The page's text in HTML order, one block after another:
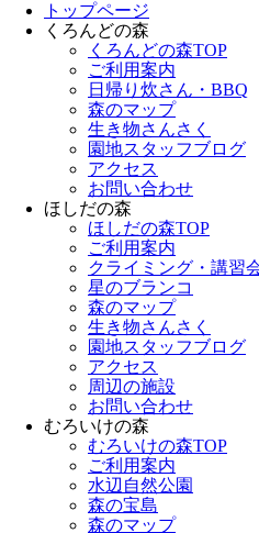
トップページ
くろんどの森
くろんどの森TOP
ご利用案内
日帰り炊さん・BBQ
森のマップ
生き物さんさく
園地スタッフブログ
アクセス
お問い合わせ
ほしだの森
ほしだの森TOP
ご利用案内
クライミング・講習
星のブランコ
森のマップ
生き物さんさく
園地スタッフブログ
アクセス
周辺の施設
お問い合わせ
むろいけの森
むろいけの森TOP
ご利用案内
水辺自然公園
森の宝島
森のマップ